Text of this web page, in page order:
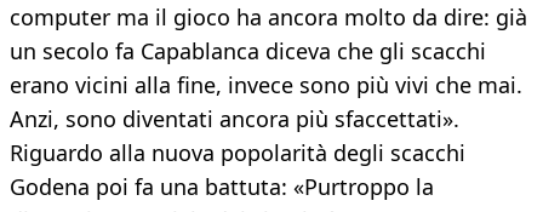
computer ma il gioco ha ancora molto da dire: già
un secolo fa Capablanca diceva che gli scacchi
erano vicini alla fine, invece sono più vivi che mai.
Anzi, sono diventati ancora più sfaccettati».
Riguardo alla nuova popolarità degli scacchi
Godena poi fa una battuta: «Purtroppo la